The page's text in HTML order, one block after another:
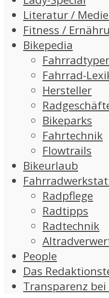
Literatur /
Fitness /
Bikepedia
Fahrrad-
Hersteller
Bikeparks
Fahrtechnik
Flowtrails
Bikeurlaub
Radpflege
Radtipps
Radtechnik
People
Das
Transparenz bei